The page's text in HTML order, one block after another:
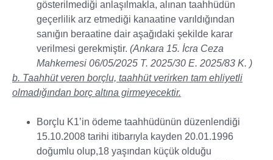
gösterilmediği anlaşılmakla, alınan taahhüdün
geçerlilik arz etmediği kanaatine varıldığından
sanığın beraatine dair aşağıdaki şekilde karar
verilmesi gerekmiştir. (Ankara 15. İcra Ceza
Mahkemesi 06/05/2025 T. 2025/30 E. 2025/83 K. )
b. Taahhüt veren borçlu, taahhüt verirken tam ehliyetli
olmadığından borç altına girmeyecektir.
Borçlu K1’in ödeme taahhüdünün düzenlendiği
15.10.2008 tarihi itibarıyla kayden 20.01.1996
doğumlu olup,18 yaşından küçük olduğu